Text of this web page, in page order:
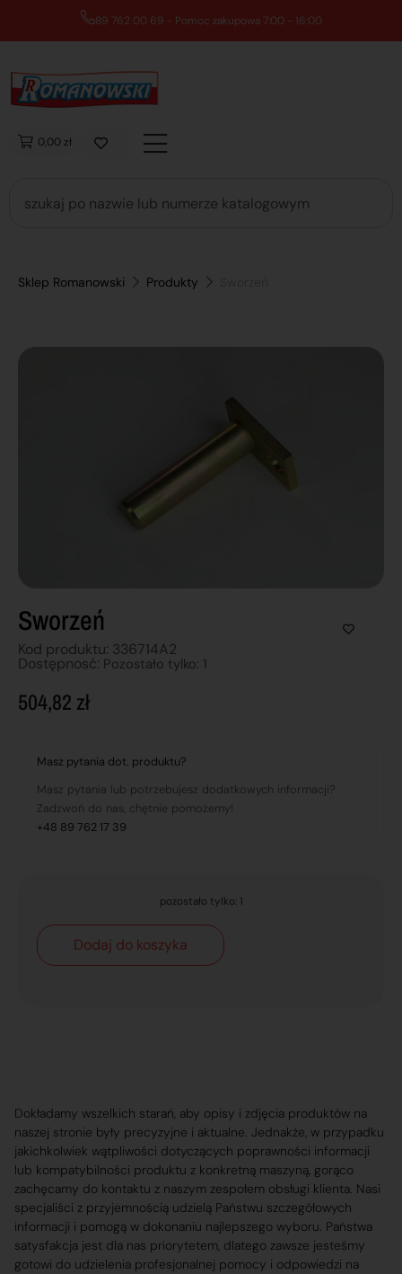
89 762 00 69 - Pomoc zakupowa 7:00 - 16:00
0,00 zł
Sklep Romanowski Produkty
Sworzeń
Kod produktu: 336714A2
Dostępnosć: Pozostało tylko: 1
504,82 zł
Masz pytania dot. produktu?
Masz pytania lub potrzebujesz dodatkowych informacji?
Zadzwoń do nas, chętnie pomożemy!
+48 89 762 17 39
pozostało tylko: 1
Dodaj do koszyka
Dokładamy wszelkich starań, aby opisy i zdjęcia produktów na
naszej stronie były precyzyjne i aktualne. Jednakże, w przypadku
jakichkolwiek wątpliwości dotyczących poprawności informacji
lub kompatybilności produktu z konkretną maszyną, gorąco
zachęcamy do kontaktu z naszym zespołem obsługi klienta. Nasi
specjaliści z przyjemnością udzielą Państwu szczegółowych
informacji i pomogą w dokonaniu najlepszego wyboru. Państwa
satysfakcja jest dla nas priorytetem, dlatego zawsze jesteśmy
gotowi do udzielenia profesjonalnej pomocy i odpowiedzi na